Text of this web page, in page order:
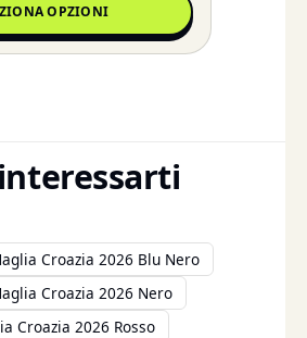
OPZIONI
Croazia 2026 Blu Nero
Croazia 2026 Nero
Croazia 2026 Rosso